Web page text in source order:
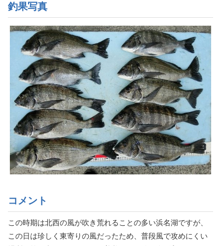
釣果写真
コメント
この時期は北西の風が吹き荒れることの多い浜名湖ですが、
この日は珍しく東寄りの風だったため、普段風で攻めにくい